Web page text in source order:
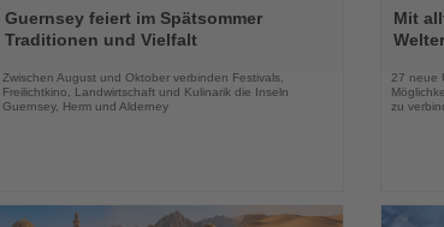
Sie
die
Guernsey feiert im Spätsommer
Traditionen und Vielfalt
Zwischen August und Oktober verbinden Festivals,
Freilichtkino, Landwirtschaft und Kulinarik die Inseln
Guernsey, Herm und Alderney
Sie
die
Mit
27 neue
zu